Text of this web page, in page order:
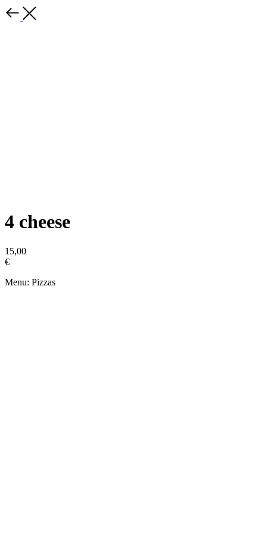
4 cheese
15,00
€
Menu: Pizzas